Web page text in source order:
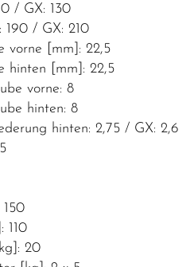
/ GX: 130
190 / GX: 210
vorne [mm]: 22,5
hinten [mm]: 22,5
vorne: 8
hinten: 8
hinten: 2,75 / GX: 2,6
110
20